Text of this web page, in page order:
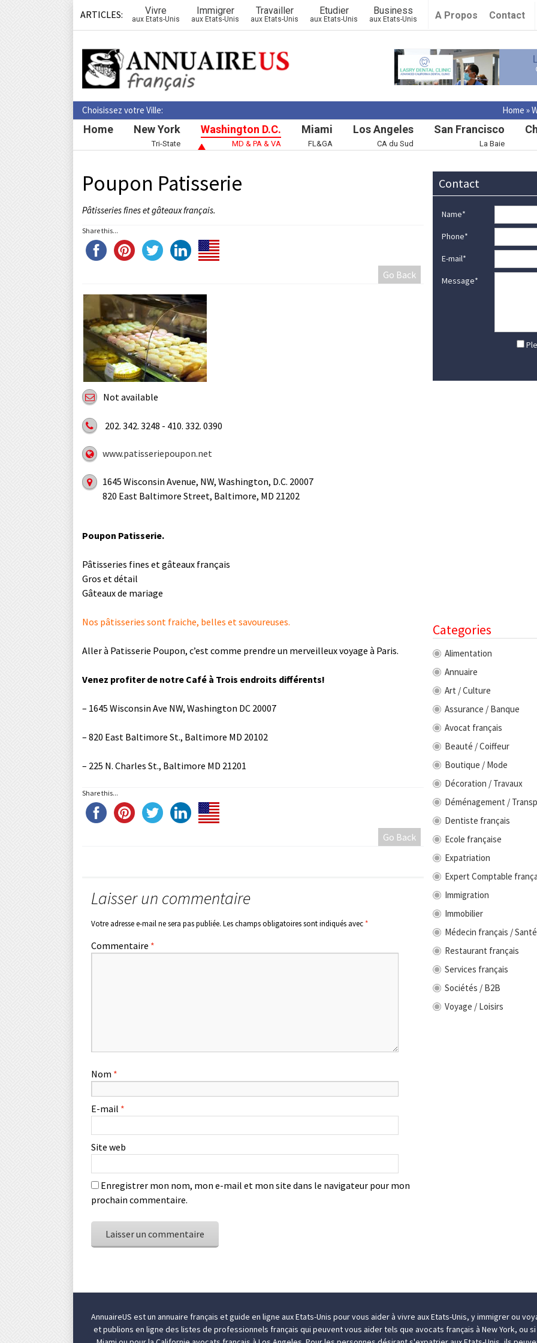
ARTICLES: Vivre
aux Etats-Unis
Immigrer
aux Etats-Unis
Travailler
aux Etats-Unis
Etudier
aux Etats-Unis
Business
aux Etats-Unis A Propos Contact
Choisissez votre Ville: Home »
Home New York
Tri-State
Washington D.C.
MD & PA & VA
Miami
FL&GA
Los Angeles
CA du Sud
San Francisco
La Baie
Poupon Patisserie
Pâtisseries fines et gâteaux français.
Share this...
Go Back
Not available
202. 342. 3248 - 410. 332. 0390
www.patisseriepoupon.net
1645 Wisconsin Avenue, NW, Washington, D.C. 20007
820 East Baltimore Street, Baltimore, MD 21202
Poupon Patisserie.
Pâtisseries fines et gâteaux français
Gros et détail
Gâteaux de mariage
Nos pâtisseries sont fraiche, belles et savoureuses.
Aller à Patisserie Poupon, c’est comme prendre un merveilleux voyage à Paris.
Venez profiter de notre Café à Trois endroits différents!
– 1645 Wisconsin Ave NW, Washington DC 20007
– 820 East Baltimore St., Baltimore MD 20102
– 225 N. Charles St., Baltimore MD 21201
Share this...
Go Back
Laisser un commentaire
Votre adresse e-mail ne sera pas publiée. Les champs obligatoires sont indiqués avec*
Commentaire *
Nom *
E-mail *
Site web
Enregistrer mon nom, mon e-mail et mon site dans le navigateur pour mon
prochain commentaire.
Contact
Name*
Phone*
E-mail*
Message*
Categories
Alimentation
Annuaire
Art / Culture
Assurance / Banque
Avocat français
Beauté / Coiffeur
Boutique / Mode
Décoration / Travaux
Déménagement /
Dentiste français
Ecole française
Expatriation
Expert Comptable
Immigration
Immobilier
Médecin français / Santé
Restaurant français
Services français
Sociétés / B2B
Voyage / Loisirs
AnnuaireUS est un annuaire français et guide en ligne aux Etats-Unis pour vous aider à vivre aux Etats-Unis, yimmigrerou
et publions en ligne des listes de professionnels français qui peuvent vous aider tels que avocats français à New York, ou